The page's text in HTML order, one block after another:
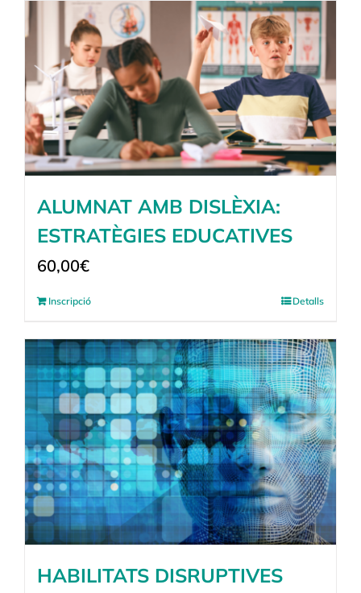
ALUMNAT AMB DISLÈXIA:
ESTRATÈGIES EDUCATIVES
60,00€
Inscripció Detalls
HABILITATS DISRUPTIVES